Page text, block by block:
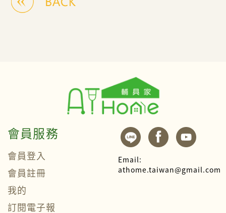
會員服務
會員登入
會員註冊
我的
訂閱電子報
Email:
athome.taiwan@gmail.com